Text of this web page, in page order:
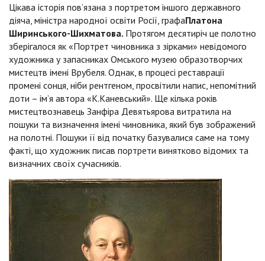
Цікава історія пов’язана з портретом іншого державного
діяча, міністра народної освіти Росії, графаПлатона
Ширинського-Шихматова. Протягом десятиріч це полотно
зберігалося як «Портрет чиновника з зірками» невідомого
художника у запасниках Омського музею образотворчих
мистецтв імені Врубеля. Однак, в процесі реставрації
промені сонця, ніби рентгеном, просвітили напис, непомітний
доти – ім’я автора «К.Каневський». Ще кілька років
мистецтвознавець Занфіра Девятьярова витратила на
пошуки та визначення імені чиновника, який був зображений
на полотні. Пошуки її від початку базувалися саме на тому
факті, що художник писав портрети винятково відомих та
визначних своїх сучасників.